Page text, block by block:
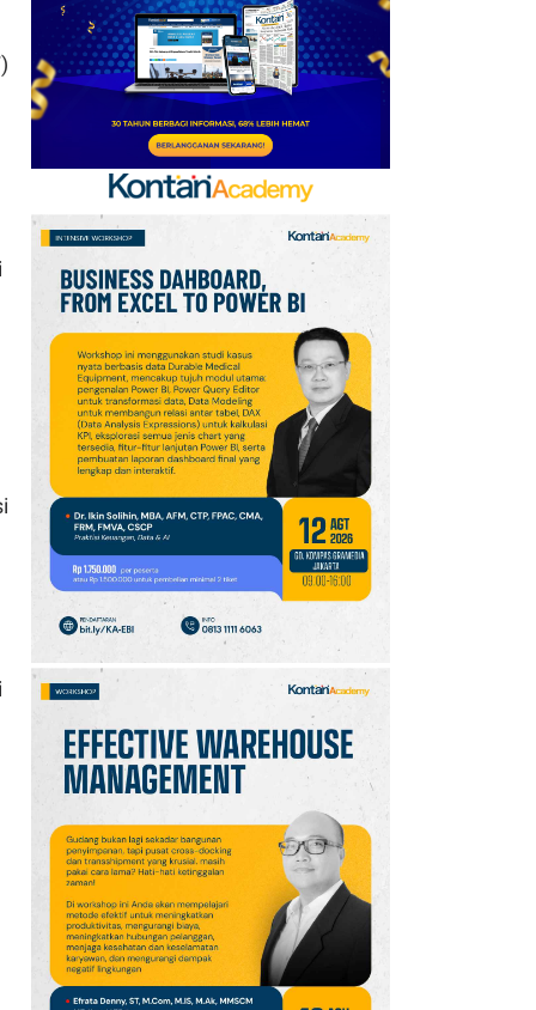
7
FIFA Akhirnya Cairkan
Hadiah Timnas Yordania
yang Tertunda 8 Bulan
8
Cek Kode Redeem EA FC
Mobile Update 7 Agustus
2026: Klaim Ribuan
Gems Gratis!
9
Promo JSM Alfamart 7–
9 Agustus 2026, Minyak
Goreng 2 Liter Mulai
Rp41.500
10 Jadwal Perempat Final
GOTF MLBB 2026: ONIC
dan Vitality Bersiap
Amankan Semifinal